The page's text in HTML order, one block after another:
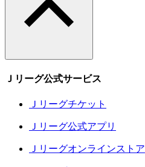
Ｊリーグ公式サービス
Ｊリーグチケット
Ｊリーグ公式アプリ
Ｊリーグオンラインストア